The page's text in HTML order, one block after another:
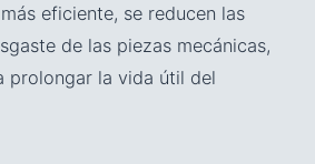
eficiente, se reducen las
de las piezas mecánicas,
prolongar la vida útil del